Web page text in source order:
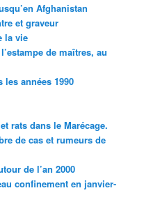
Afghanistan
et graveur
la vie
de maîtres, au
années 1990
rats dans le Marécage.
de cas et rumeurs de
de l’an 2000
confinement en janvier-